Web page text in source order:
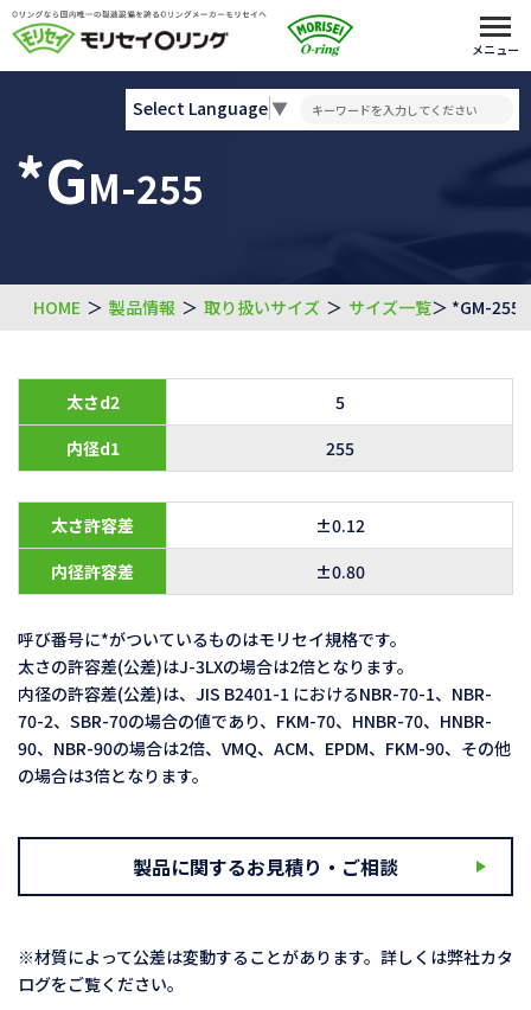
メニュー
*GM-255
Select Language▼
HOME ＞ 製品情報 ＞ 取り扱いサイズ ＞ サイズ一覧＞ *GM-255
太さd2
5
内径d1
255
太さ許容差
±0.12
内径許容差
±0.80
呼び番号に*がついているものはモリセイ規格です。
太さの許容差(公差)はJ-3LXの場合は2倍となります。
内径の許容差(公差)は、JIS B2401-1 におけるNBR-70-1、NBR-
70-2、SBR-70の場合の値であり、FKM-70、HNBR-70、HNBR-
90、NBR-90の場合は2倍、VMQ、ACM、EPDM、FKM-90、その他
の場合は3倍となります。
製品に関するお見積り・ご相談
※材質によって公差は変動することがあります。詳しくは弊社カタ
ログをご覧ください。